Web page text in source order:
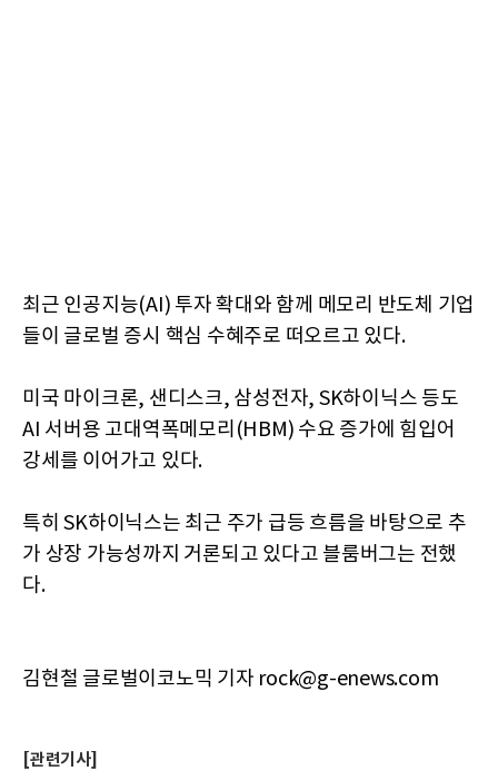
최근 인공지능(AI) 투자 확대와 함께 메모리 반도체 기업
들이 글로벌 증시 핵심 수혜주로 떠오르고 있다.
미국 마이크론, 샌디스크, 삼성전자, SK하이닉스 등도
AI 서버용 고대역폭메모리(HBM) 수요 증가에 힘입어
강세를 이어가고 있다.
특히 SK하이닉스는 최근 주가 급등 흐름을 바탕으로 추
가 상장 가능성까지 거론되고 있다고 블룸버그는 전했
다.
김현철 글로벌이코노믹 기자 rock@g-enews.com
[관련기사]